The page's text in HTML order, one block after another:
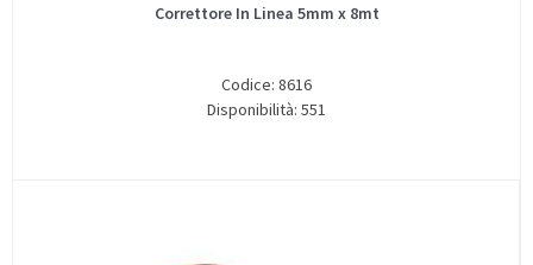
Correttore In Linea 5mm x 8mt
Codice: 8616
Disponibilità: 551